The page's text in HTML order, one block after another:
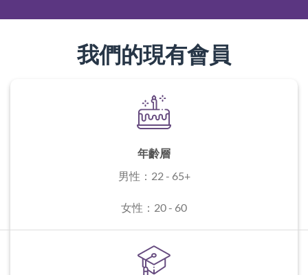
我們的現有會員
年齡層
男性：22 - 65+
女性：20 - 60